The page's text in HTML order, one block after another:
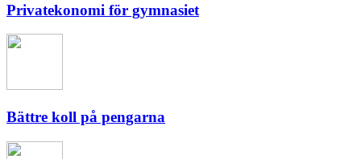
Privatekonomi för gymnasiet
Bättre koll på pengarna